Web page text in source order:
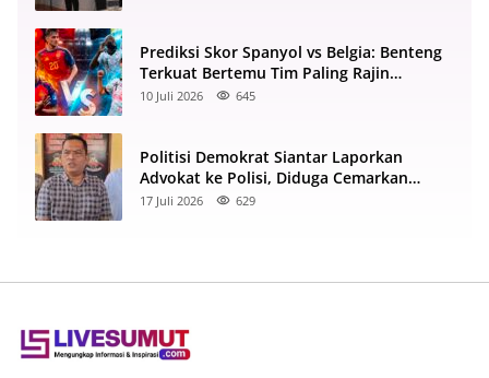
Prediksi Skor Spanyol vs Belgia: Benteng
Terkuat Bertemu Tim Paling Rajin
Menyerang
10 Juli 2026 645
Politisi Demokrat Siantar Laporkan
Advokat ke Polisi, Diduga Cemarkan
Nama Baik di Facebook
17 Juli 2026 629